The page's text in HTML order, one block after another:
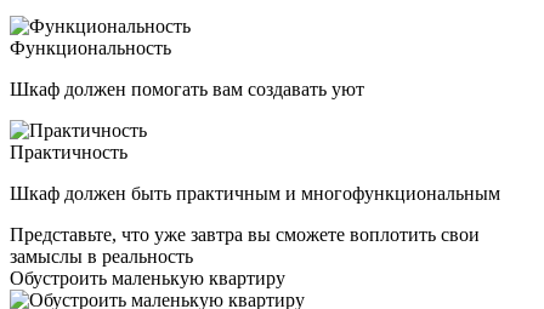
Функциональность
Шкаф должен помогать вам создавать уют
Практичность
Шкаф должен быть практичным и многофункциональным
Представьте, что уже завтра вы сможете воплотить свои
замыслы в реальность
Обустроить маленькую квартиру